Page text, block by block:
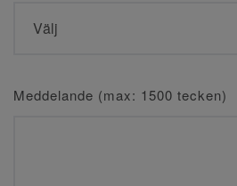
Meddelande (max: 1500 tecken)